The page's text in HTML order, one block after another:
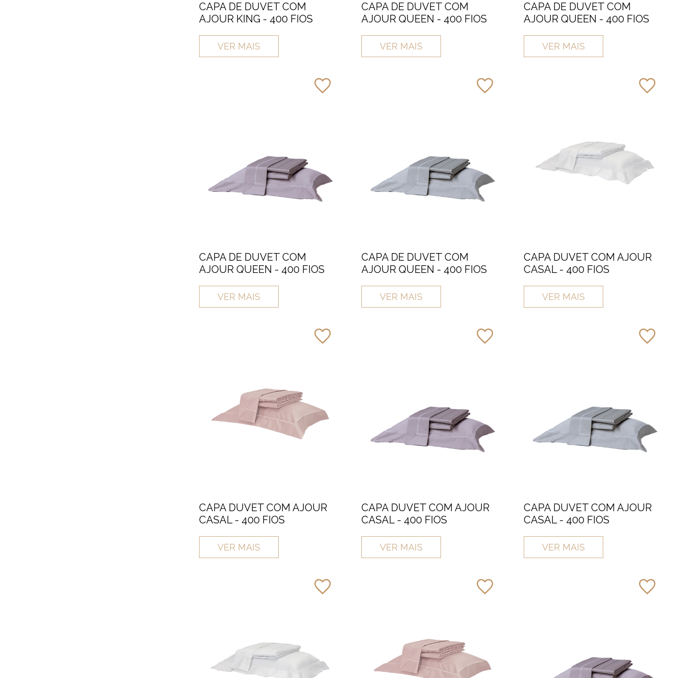
CAPA DE DUVET COM
AJOUR KING - 400 FIOS
VER MAIS
CAPA DE DUVET COM
AJOUR QUEEN - 400 FIOS
VER MAIS
CAPA DE DUVET COM
AJOUR QUEEN - 400 FIOS
VER MAIS
CAPA DE DUVET COM
AJOUR QUEEN - 400 FIOS
VER MAIS
CAPA DE DUVET COM
AJOUR QUEEN - 400 FIOS
VER MAIS
CAPA DUVET COM AJOUR
CASAL - 400 FIOS
VER MAIS
CAPA DUVET COM AJOUR
CASAL - 400 FIOS
VER MAIS
CAPA DUVET COM AJOUR
CASAL - 400 FIOS
VER MAIS
CAPA DUVET COM AJOUR
CASAL - 400 FIOS
VER MAIS